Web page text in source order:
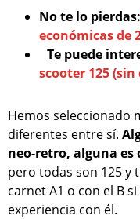
No te lo pierdas:
económicas de
Te puede
scooter 125
Hemos seleccionado
diferentes entre sí.
neo-retro, alguna es
pero todas son 125 y
carnet A1 o con el B
experiencia con él.